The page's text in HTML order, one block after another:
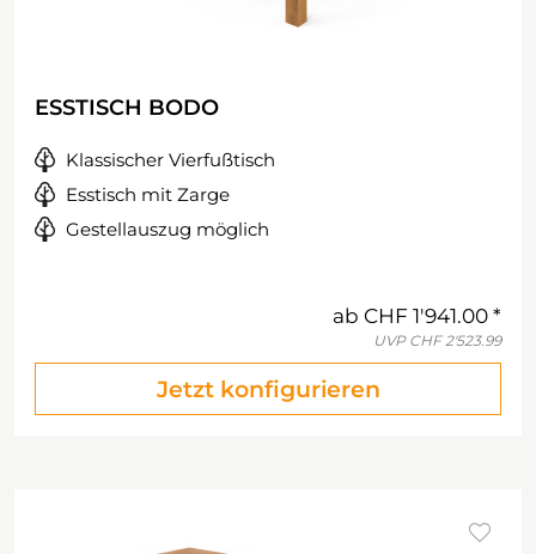
ESSTISCH BODO
Klassischer Vierfußtisch
Esstisch mit Zarge
Gestellauszug möglich
ab CHF 1'941.00
UVP CHF 2'523.99
Jetzt konfigurieren